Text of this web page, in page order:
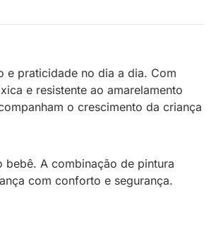
e praticidade no dia a dia. Com
e resistente ao amarelamento
o crescimento da criança
A combinação de pintura
com conforto e segurança.